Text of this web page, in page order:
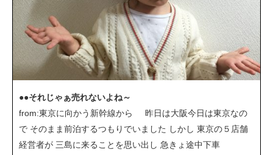
●●それじゃぁ売れないよね～
from:東京に向かう新幹線から 昨日は大阪今日は東京なの
で そのまま前泊するつもりでいました しかし 東京の５店舗
経営者が 三島に来ることを思い出し 急きょ途中下車